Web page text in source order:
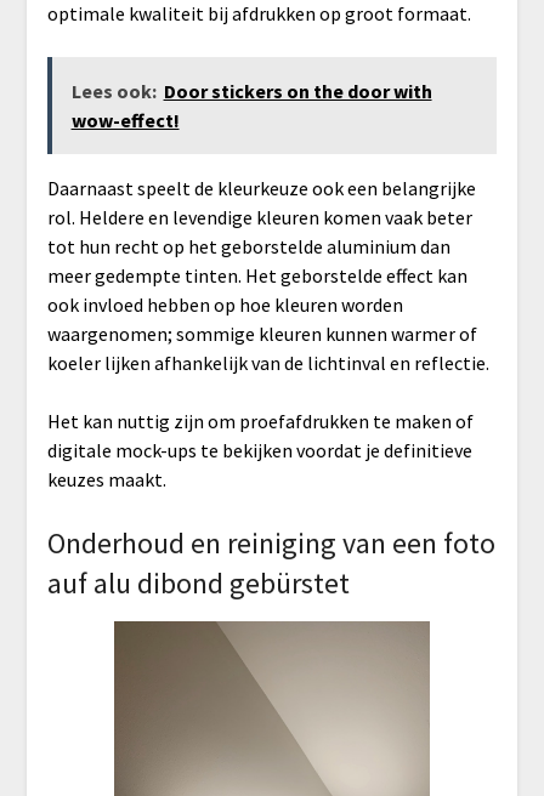
optimale kwaliteit bij afdrukken op groot formaat.
Lees ook: Door stickers on the door with
wow-effect!
Daarnaast speelt de kleurkeuze ook een belangrijke
rol. Heldere en levendige kleuren komen vaak beter
tot hun recht op het geborstelde aluminium dan
meer gedempte tinten. Het geborstelde effect kan
ook invloed hebben op hoe kleuren worden
waargenomen; sommige kleuren kunnen warmer of
koeler lijken afhankelijk van de lichtinval en reflectie.
Het kan nuttig zijn om proefafdrukken te maken of
digitale mock-ups te bekijken voordat je definitieve
keuzes maakt.
Onderhoud en reiniging van een foto
auf alu dibond gebürstet